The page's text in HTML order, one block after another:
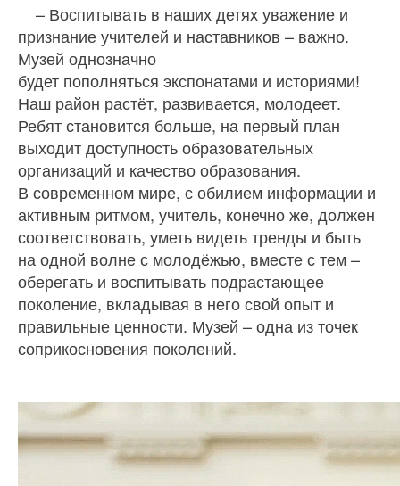
– Воспитывать в наших детях уважение и
признание учителей и наставников – важно.
Музей однозначно
будет пополняться экспонатами и историями!
Наш район растёт, развивается, молодеет.
Ребят становится больше, на первый план
выходит доступность образовательных
организаций и качество образования.
В современном мире, с обилием информации и
активным ритмом, учитель, конечно же, должен
соответствовать, уметь видеть тренды и быть
на одной волне с молодёжью, вместе с тем –
оберегать и воспитывать подрастающее
поколение, вкладывая в него свой опыт и
правильные ценности. Музей – одна из точек
соприкосновения поколений.